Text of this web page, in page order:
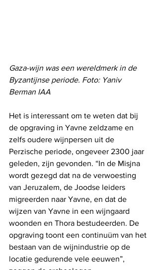
Gaza-wijn was een wereldmerk in de
Byzantijnse periode. Foto: Yaniv
Berman IAA
Het is interessant om te weten dat bij
de opgraving in Yavne zeldzame en
zelfs oudere wijnpersen uit de
Perzische periode, ongeveer 2300 jaar
geleden, zijn gevonden. “In de Misjna
wordt gezegd dat na de verwoesting
van Jeruzalem, de Joodse leiders
migreerden naar Yavne, en dat de
wijzen van Yavne in een wijngaard
woonden en Thora bestudeerden. De
opgraving toont een continuüm van het
bestaan van de wijnindustrie op de
locatie gedurende vele eeuwen”,